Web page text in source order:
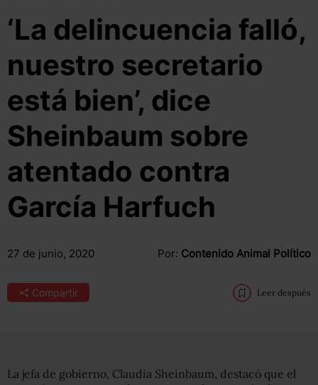
‘La delincuencia falló,
nuestro secretario
está bien’, dice
Sheinbaum sobre
atentado contra
García Harfuch
27 de junio, 2020 Por: Contenido Animal Político
Compartir Leer después
La jefa de gobierno, Claudia Sheinbaum, destacó que el